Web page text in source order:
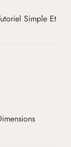
Simple Et